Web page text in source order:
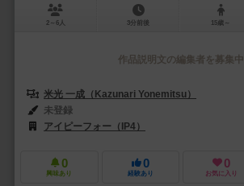
2～6人 3分前後 15歳～
作品説明文の編集者を募集中
米光 一成（Kazunari Yonemitsu）
未登録
アイピーフォー（IP4）
0
興味あり
0
経験あり
0
お気に入り